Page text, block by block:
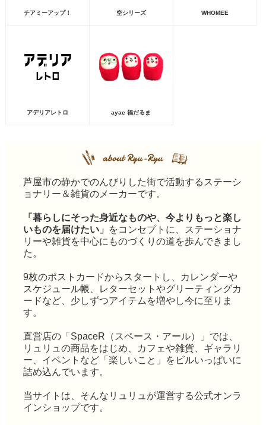
チアミーアップ！ 空シリーズ WHOMEE
アデリアレトロ ayae 福だるま
芦屋市の静かでのんびりした街で活動するステーシ
ョナリー＆雑貨のメーカーです。
「暮らしにそった身近なものや、今よりもっと楽し
いものを届けたい」
をコンセプトに、ステーショナ
リーや雑貨を中心にものづくりの道を歩んできまし
た。
9枚のポストカードからスタートし、カレンダーや
スケジュール帳、レターセットやグリーティングカ
ードなど、少しずつアイテムを増やし今に至りま
す。
直営店の「SpaceR（スペース・アール）」では、
リュリュの商品をはじめ、カフェや雑貨、ギャラリ
ー、イベントなど「楽しいこと」をビルいっぱいに
詰め込んでいます。
当サイトは、そんなリュリュが運営する公式オンラ
インショップです。